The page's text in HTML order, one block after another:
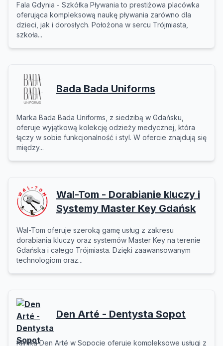
Fala Gdynia - Szkółka Pływania to prestiżowa placówka
oferująca kompleksową naukę pływania zarówno dla
dzieci, jak i dorosłych. Położona w sercu Trójmiasta,
szkoła...
Bada Bada Uniforms
Marka Bada Bada Uniforms, z siedzibą w Gdańsku,
oferuje wyjątkową kolekcję odzieży medycznej, która
łączy w sobie funkcjonalność i styl. W ofercie znajdują się
między...
Wal-Tom - Dorabianie kluczy i
Systemy Master Key Gdańsk
Wal-Tom oferuje szeroką gamę usług z zakresu
dorabiania kluczy oraz systemów Master Key na terenie
Gdańska i całego Trójmiasta. Dzięki zaawansowanym
technologiom oraz...
Den Arté - Dentysta Sopot
Klinika Den Arté w Sopocie oferuje kompleksowe usługi z